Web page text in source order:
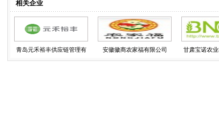
相关企业
青岛元禾裕丰供应链管理有 安徽徽商农家福有限公司 甘肃宝诺农